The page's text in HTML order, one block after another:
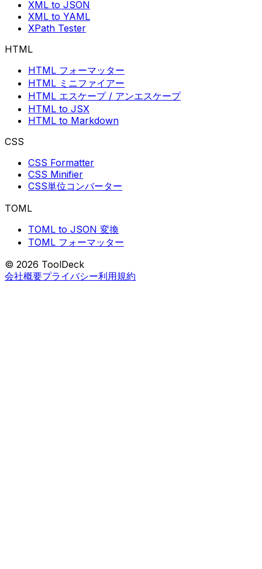
XML to JSON
XML to YAML
XPath Tester
HTML
HTML フォーマッター
HTML ミニファイアー
HTML エスケープ / アンエスケープ
HTML to JSX
HTML to Markdown
CSS
CSS Formatter
CSS Minifier
CSS単位コンバーター
TOML
TOML to JSON 変換
TOML フォーマッター
© 2026 ToolDeck
会社概要プライバシー利用規約